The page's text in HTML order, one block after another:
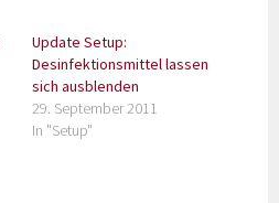
Update Setup:
Desinfektionsmittel lassen
sich ausblenden
29. September 2011
In "Setup"